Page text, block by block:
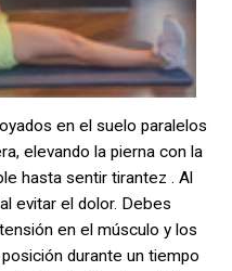
en el suelo paralelos
elevando la pierna con la
hasta sentir tirantez . Al
evitar el dolor. Debes
en el músculo y los
durante un tiempo